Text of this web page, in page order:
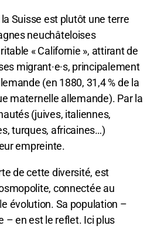
Suisse est plutôt une terre
neuchâteloises
« Californie », attirant de
migrant·e·s, principalement
(en 1880, 31,4 % de la
maternelle allemande). Par la
(juives, italiennes,
turques, africaines…)
empreinte.
de cette diversité, est
connectée au
évolution. Sa population –
– en est le reflet. Ici plus